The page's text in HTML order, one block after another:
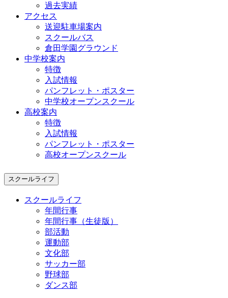
過去実績
アクセス
送迎駐車場案内
スクールバス
倉田学園グラウンド
中学校案内
特徴
入試情報
パンフレット・ポスター
中学校オープンスクール
高校案内
特徴
入試情報
パンフレット・ポスター
高校オープンスクール
スクールライフ
スクールライフ
年間行事
年間行事（生徒版）
部活動
運動部
文化部
サッカー部
野球部
ダンス部